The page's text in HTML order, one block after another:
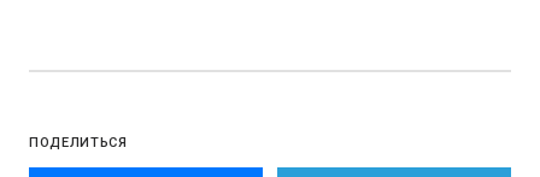
ПОДЕЛИТЬСЯ